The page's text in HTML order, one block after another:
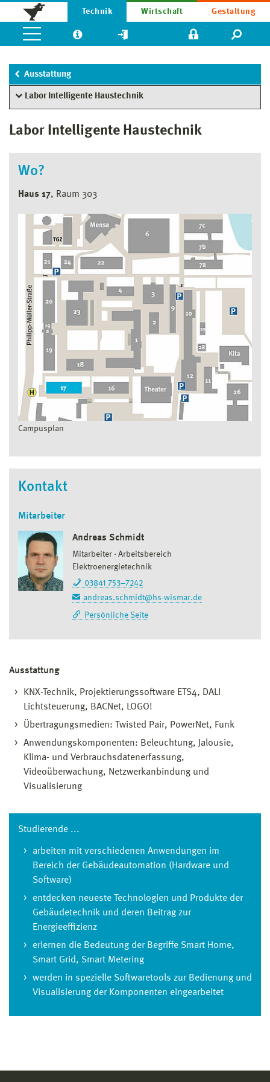
Technik Wirtschaft Gestaltung
Ausstattung
Labor Intelligente Haustechnik
Labor Intelligente Haustechnik
Wo?
Haus 17, Raum 303
Campusplan
Kontakt
Mitarbeiter
Andreas Schmidt
Mitarbeiter
Arbeitsbereich
Elektroenergietechnik
03841 753–7242
andreas.schmidt@hs-wismar.de
Persönliche Seite
Ausstattung
KNX-Technik, Projektierungssoftware ETS4, DALI
Lichtsteuerung, BACNet, LOGO!
Übertragungsmedien: Twisted Pair, PowerNet, Funk
Anwendungskomponenten: Beleuchtung, Jalousie,
Klima- und Verbrauchsdatenerfassung,
Videoüberwachung, Netzwerkanbindung und
Visualisierung
Studierende ...
arbeiten mit verschiedenen Anwendungen im
Bereich der Gebäudeautomation (Hardware und
Software)
entdecken neueste Technologien und Produkte der
Gebäudetechnik und deren Beitrag zur
Energieeffizienz
erlernen die Bedeutung der Begriffe Smart Home,
Smart Grid, Smart Metering
werden in spezielle Softwaretools zur Bedienung und
Visualisierung der Komponenten eingearbeitet